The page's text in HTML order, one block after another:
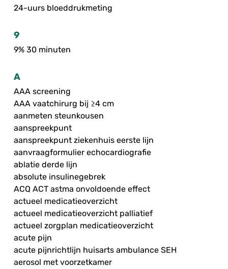
24-uurs bloeddrukmeting
9
9% 30 minuten
A
AAA screening
AAA vaatchirurg bij ≥4 cm
aanmeten steunkousen
aanspreekpunt
aanspreekpunt ziekenhuis eerste lijn
aanvraagformulier echocardiografie
ablatie derde lijn
absolute insulinegebrek
ACQ ACT astma onvoldoende effect
actueel medicatieoverzicht
actueel medicatieoverzicht palliatief
actueel zorgplan medicatieoverzicht
acute pijn
acute pijnrichtlijn huisarts ambulance SEH
aerosol met voorzetkamer